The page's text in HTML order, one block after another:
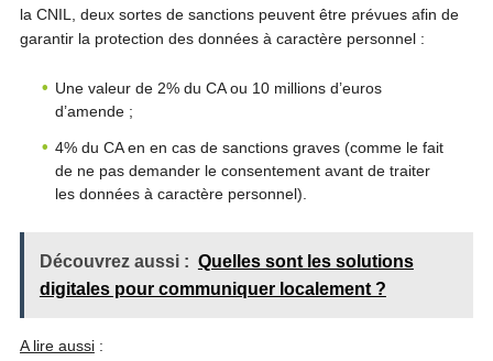
la CNIL, deux sortes de sanctions peuvent être prévues afin de
garantir la protection des données à caractère personnel :
Une valeur de 2% du CA ou 10 millions d’euros
d’amende ;
4% du CA en en cas de sanctions graves (comme le fait
de ne pas demander le consentement avant de traiter
les données à caractère personnel).
Découvrez aussi : Quelles sont les solutions
digitales pour communiquer localement ?
A lire aussi: